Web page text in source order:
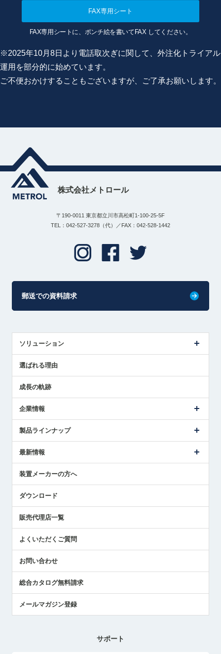
FAX専用シート
FAX専用シートに、ポンチ絵を書いてFAX してください。
※2025年10月8日より電話取次ぎに関して、外注化トライアル
運用を部分的に始めています。
ご不便おかけすることもございますが、ご了承お願いします。
株式会社メトロール
〒190-0011 東京都立川市高松町1-100-25-5F
TEL：042-527-3278（代）／FAX：042-528-1442
郵送での資料請求
ソリューション
解決策提案
選ばれる理由
成長の軌跡
企業情報
ごあいさつ
受賞履歴
採用情報
国/地域/言語
製品ラインナップ
ツールセッタ製品
エアマイクロセンサ製品
最新情報
メトロールの技術
社員ブログ
中小企業のBCP地震対策
センサのテクニカルガイド
社長ブログ
装置メーカーの方へ
ダウンロード
販売代理店一覧
よくいただくご質問
お問い合わせ
総合カタログ無料請求
メールマガジン登録
サポート